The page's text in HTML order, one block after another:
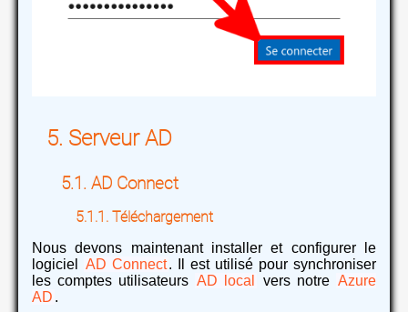
Serveur AD
AD Connect
Téléchargement
Nous devons maintenant installer et configurer le
logiciel
AD Connect. Il est utilisé pour synchroniser
les comptes utilisateurs AD local vers notre Azure
AD .